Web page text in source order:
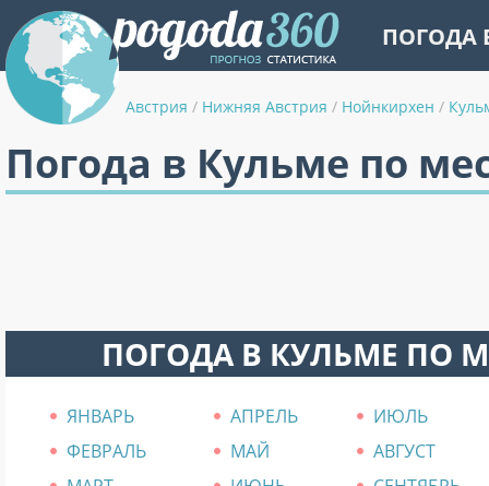
ПОГОДА
Австрия / Нижняя Австрия / Нойнкирхен /
Погода в Кульме по
ПОГОДА В КУЛЬМЕ ПО
ЯНВАРЬ АПРЕЛЬ
ИЮЛЬ
ФЕВРАЛЬ
МАЙ
АВГУСТ